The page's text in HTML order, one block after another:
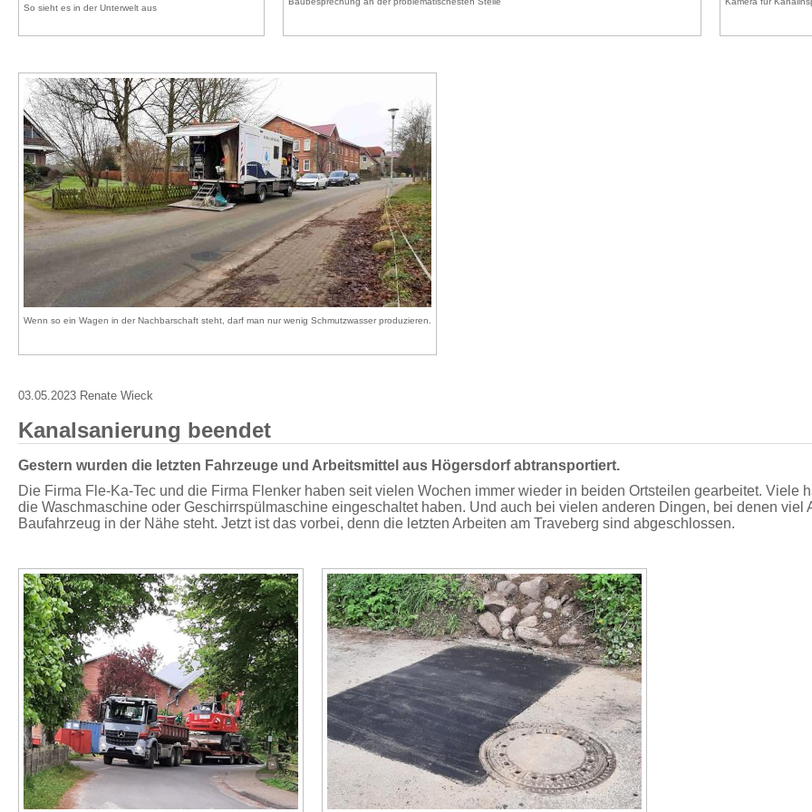
So sieht es in der Unterwelt aus
Wenn so ein Wagen in der Nachbarschaft steht, darf man nur wenig Schmutzwasser produzieren.
03.05.2023 Renate Wieck
Kanalsanierung beendet
Gestern wurden die letzten Fahrzeuge und Arbeitsmittel aus Högersdorf abtransportiert.
Die Firma Fle-Ka-Tec und die Firma Flenker haben seit vielen Wochen immer wieder in beiden Ortsteilen gearbeitet. Viele
die Waschmaschine oder Geschirrspülmaschine eingeschaltet haben. Und auch bei vielen anderen Dingen, bei denen viel
Baufahrzeug in der Nähe steht. Jetzt ist das vorbei, denn die letzten Arbeiten am Traveberg sind abgeschlossen.